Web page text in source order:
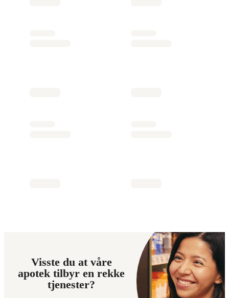
Visste du at våre
apotek tilbyr en rekke
tjenester?